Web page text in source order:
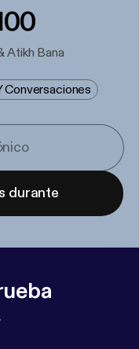
Atikh Bana
Conversaciones
durante